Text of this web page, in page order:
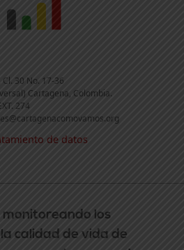
30 No. 17-36
Cartagena, Colombia.
274
de datos
monitoreando los
calidad de vida de